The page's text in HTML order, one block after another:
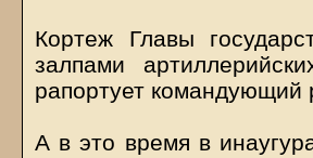
Кортеж Главы
залпами
рапортует командующий
А в это время в